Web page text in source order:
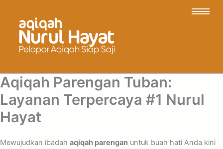
Aqiqah Parengan Tuban:
Layanan Terpercaya #1 Nurul
Hayat
Mewujudkan ibadah aqiqah parengan untuk buah hati Anda kini